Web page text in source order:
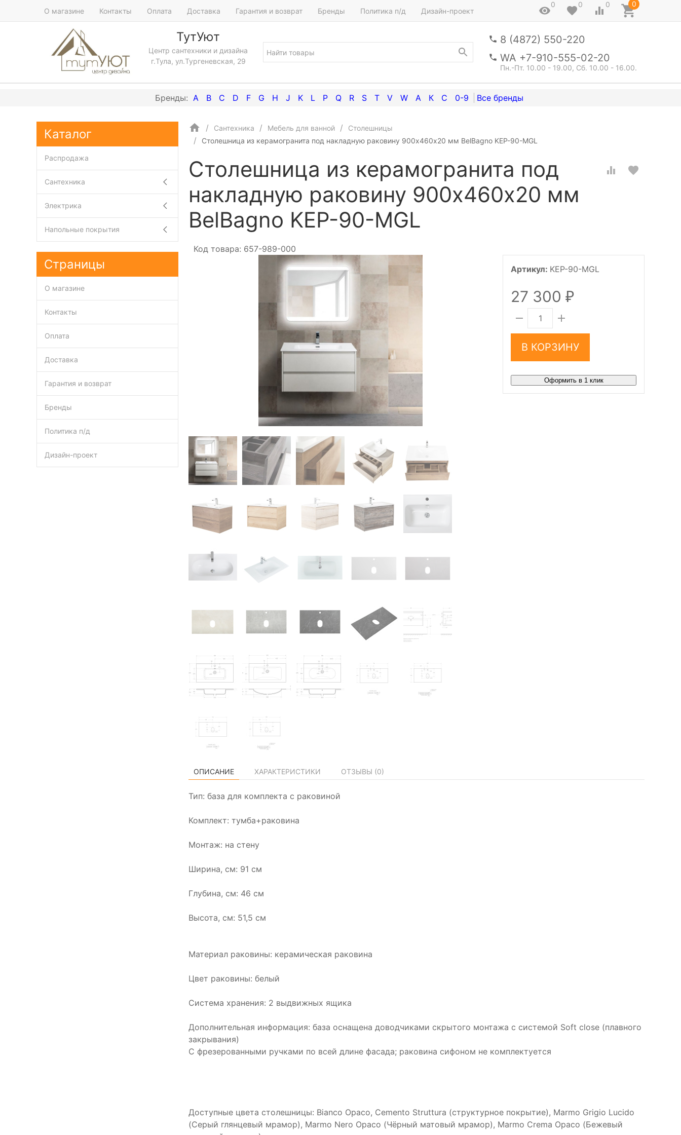
О магазине Контакты Оплата Доставка Гарантия и возврат Бренды Политика п/д Дизайн-проект
0 0 0 0
ТутУют
Центр сантехники и дизайна
г.Тула, ул.Тургеневская, 29
8 (4872) 550-220
WA +7-910-555-02-20
Пн.-Пт. 10.00 - 19.00, Сб. 10.00 - 16.00.
A B C D F G H J K L P Q R S T V W А К С 0-9
Сантехника Мебель для ванной
Столешницы
Столешница из керамогранита под накладную раковину 900x460х20 мм BelBagno KEP-90-MGL
Столешница из керамогранита под
накладную раковину 900x460х20 мм
BelBagno KEP-90-MGL
Код товара: 657-989-000
Артикул: KEP-90-MGL
27 300 ₽
В КОРЗИНУ
Оформить в 1 клик
ОПИСАНИЕ ХАРАКТЕРИСТИКИ ОТЗЫВЫ (0)
Тип: база для комплекта с раковиной
Комплект: тумба+раковина
Монтаж: на стену
Ширина, см: 91 см
Глубина, см: 46 см
Высота, см: 51,5 см
Материал раковины: керамическая раковина
Цвет раковины: белый
Система хранения: 2 выдвижных ящика
Дополнительная информация: база оснащена доводчиками скрытого монтажа с системой Soft close (плавного
закрывания)
С фрезерованными ручками по всей длине фасада; раковина сифоном не комплектуется
Доступные цвета столешницы: Bianco Opaco, Cemento Struttura (структурное покрытие), Marmo Grigio Lucido
(Серый глянцевый мрамор), Marmo Nero Opaco (Чёрный матовый мрамор), Marmo Crema Opaco (Бежевый
Каталог
Распродажа
Сантехника
Электрика
Напольные покрытия
Страницы
О магазине
Контакты
Оплата
Доставка
Гарантия и возврат
Бренды
Политика п/д
Дизайн-проект